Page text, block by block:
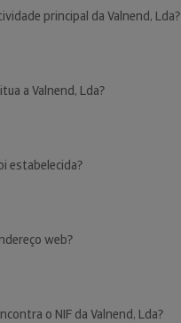
principal da Valnend, Lda?
a Valnend, Lda?
estabelecida?
web?
o NIF da Valnend, Lda?